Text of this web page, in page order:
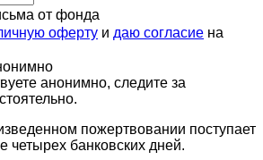
от фонда
оферту и даю согласие на
анонимно, следите за
пожертвовании поступает
четырех банковских дней.